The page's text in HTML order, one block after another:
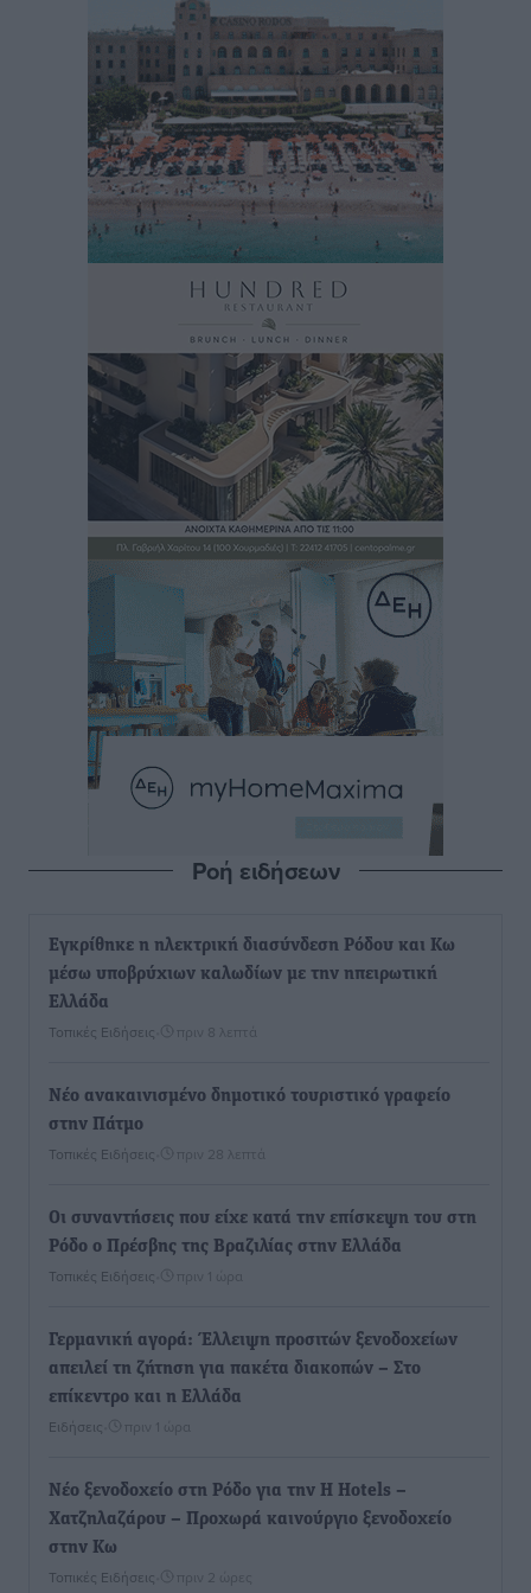
Ροή ειδήσεων
Εγκρίθηκε η ηλεκτρική διασύνδεση Ρόδου και Κω
μέσω υποβρύχιων καλωδίων με την ηπειρωτική
Ελλάδα
Τοπικές Ειδήσεις πριν 8 λεπτά
Νέο ανακαινισμένο δημοτικό τουριστικό γραφείο
στην Πάτμο
Τοπικές Ειδήσεις πριν 28 λεπτά
Οι συναντήσεις που είχε κατά την επίσκεψη του στη
Ρόδο ο Πρέσβης της Βραζιλίας στην Ελλάδα
Τοπικές Ειδήσεις πριν 1 ώρα
Γερμανική αγορά: Έλλειψη προσιτών ξενοδοχείων
απειλεί τη ζήτηση για πακέτα διακοπών – Στο
επίκεντρο και η Ελλάδα
Ειδήσεις πριν 1 ώρα
Νέο ξενοδοχείο στη Ρόδο για την H Hotels –
Χατζηλαζάρου – Προχωρά καινούργιο ξενοδοχείο
στην Κω
Τοπικές Ειδήσεις πριν 2 ώρες